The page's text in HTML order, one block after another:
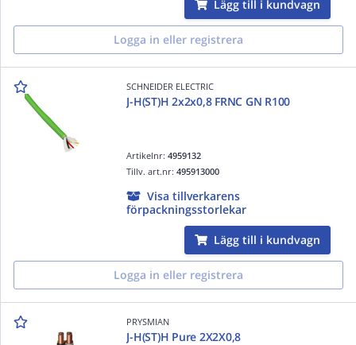
Lägg till i kundvagn
Logga in eller registrera
SCHNEIDER ELECTRIC
J-H(ST)H 2x2x0,8 FRNC GN R100
Artikelnr:4959132
Tillv. art.nr:495913000
Visa tillverkarens
förpackningsstorlekar
Lägg till i kundvagn
Logga in eller registrera
PRYSMIAN
J-H(ST)H Pure 2X2X0,8